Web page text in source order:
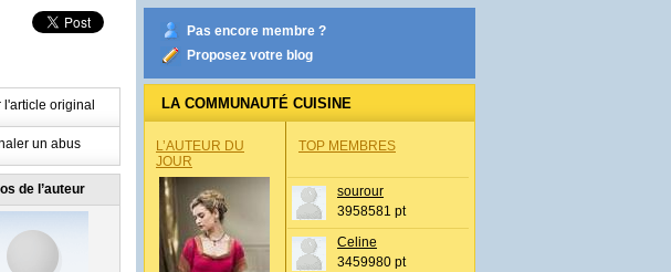
l'article original
un abus
de l’auteur
Pas encore membre ?
Proposez votre blog
LA COMMUNAUTÉ CUISINE
L’AUTEUR DU
JOUR
TOP MEMBRES
sourour
3958581 pt
Celine
3459980 pt